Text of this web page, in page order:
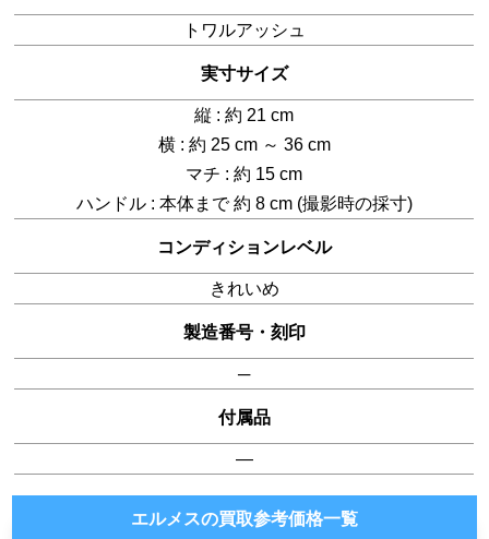
トワルアッシュ
実寸サイズ
縦 : 約 21 cm
横 : 約 25 cm ～ 36 cm
マチ : 約 15 cm
ハンドル : 本体まで 約 8 cm (撮影時の採寸)
コンディションレベル
きれいめ
製造番号・刻印
─
付属品
―
エルメスの買取参考価格一覧